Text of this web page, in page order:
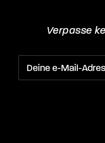
Verpasse